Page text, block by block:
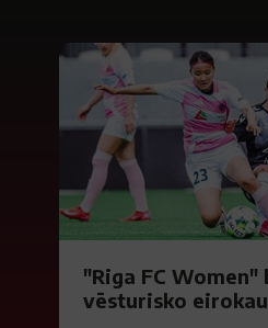
"Riga FC Women"
vēsturisko